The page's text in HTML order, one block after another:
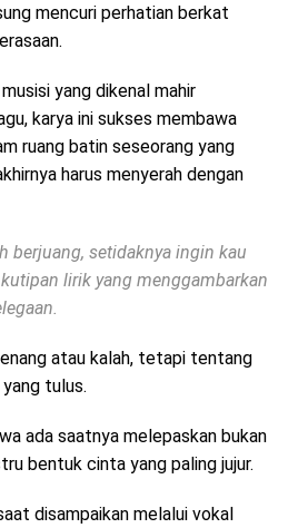
mencuri perhatian berkat
yang dikenal mahir
karya ini sukses membawa
ruang batin seseorang yang
harus menyerah dengan
berjuang, setidaknya ingin kau
lirik yang menggambarkan
atau kalah, tetapi tentang
tulus.
ada saatnya melepaskan bukan
bentuk cinta yang paling jujur.
disampaikan melalui vokal